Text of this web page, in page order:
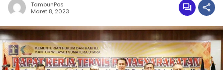
TambunPos
Maret 8, 2023